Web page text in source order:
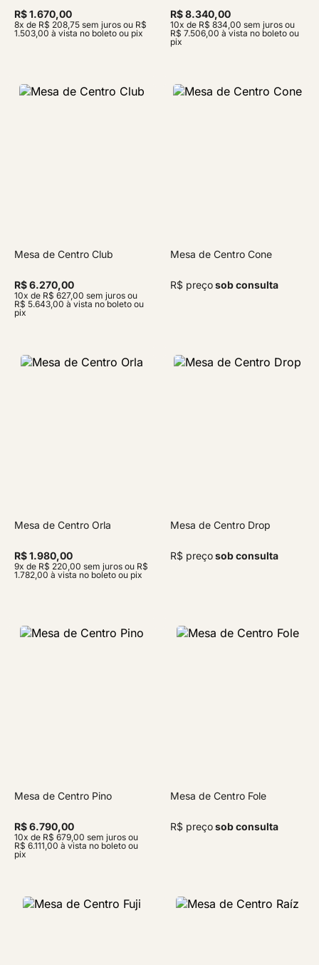
R$ 1.670,00
8x de R$ 208,75 sem juros ou R$
1.503,00 à vista no boleto ou pix
R$ 8.340,00
10x de R$ 834,00 sem juros ou
R$ 7.506,00 à vista no boleto ou
pix
Mesa de Centro Club
R$ 6.270,00
10x de R$ 627,00 sem juros ou
R$ 5.643,00 à vista no boleto ou
pix
Mesa de Centro Cone
R$ preçosob consulta
Mesa de Centro Orla
R$ 1.980,00
9x de R$ 220,00 sem juros ou R$
1.782,00 à vista no boleto ou pix
Mesa de Centro Drop
R$ preçosob consulta
Mesa de Centro Pino
R$ 6.790,00
10x de R$ 679,00 sem juros ou
R$ 6.111,00 à vista no boleto ou
pix
Mesa de Centro Fole
R$ preçosob consulta